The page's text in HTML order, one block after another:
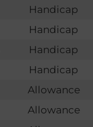
Handicap
Handicap
Handicap
Handicap
Allowance
Allowance